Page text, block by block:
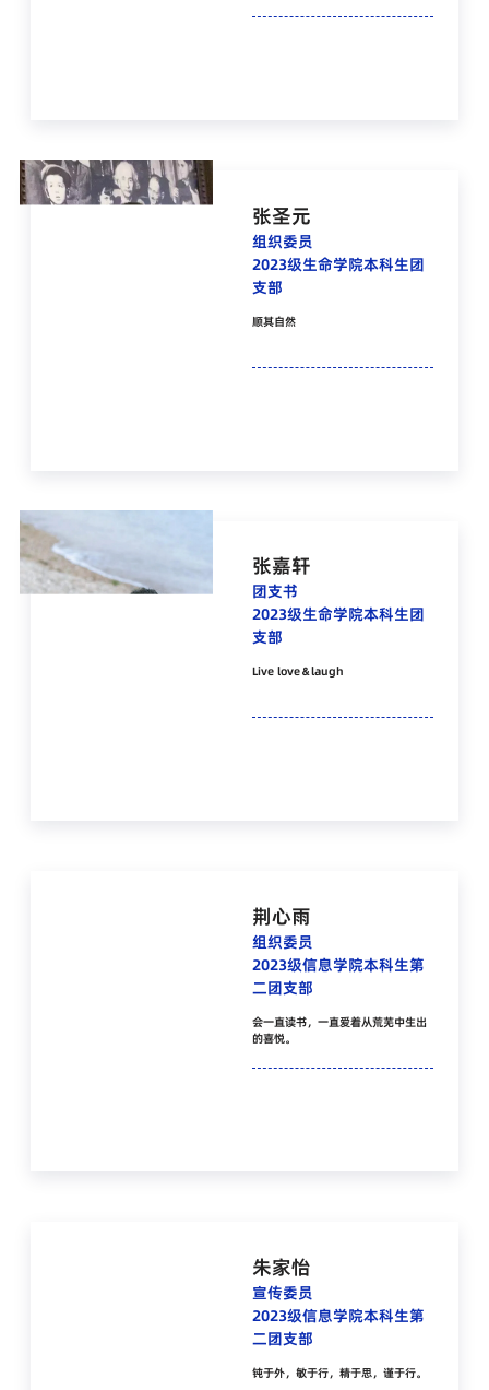
张圣元
组织委员
2023级生命学院本科生团
支部
顺其自然
张嘉轩
团支书
2023级生命学院本科生团
支部
Live love＆laugh
荆心雨
组织委员
2023级信息学院本科生第
二团支部
会一直读书，一直爱着从荒芜中生出
的喜悦。
朱家怡
宣传委员
2023级信息学院本科生第
二团支部
钝于外，敏于行，精于思，谨于行。